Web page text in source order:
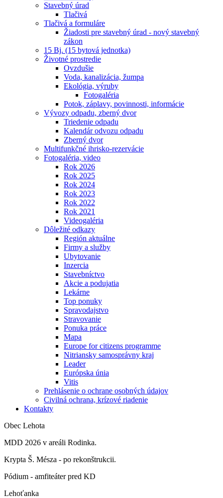
Stavebný úrad
Tlačivá
Tlačivá a formuláre
Žiadosti pre stavebný úrad - nový stavebný
zákon
15 Bj. (15 bytová jednotka)
Životné prostredie
Ovzdušie
Voda, kanalizácia, žumpa
Ekológia, výruby
Fotogaléria
Potok, záplavy, povinnosti, informácie
Vývozy odpadu, zberný dvor
Triedenie odpadu
Kalendár odvozu odpadu
Zberný dvor
Multifunkčné ihrisko-rezervácie
Fotogaléria, video
Rok 2026
Rok 2025
Rok 2024
Rok 2023
Rok 2022
Rok 2021
Videogaléria
Dôležité odkazy
Región aktuálne
Firmy a služby
Ubytovanie
Inzercia
Stavebníctvo
Akcie a podujatia
Lekárne
Top ponuky
Spravodajstvo
Stravovanie
Ponuka práce
Mapa
Europe for citizens programme
Nitriansky samosprávny kraj
Leader
Európska únia
Vitis
Prehlásenie o ochrane osobných údajov
Civilná ochrana, krízové riadenie
Kontakty
Obec Lehota
MDD 2026 v areáli Rodinka.
Krypta Š. Mésza - po rekonštrukcii.
Pódium - amfiteáter pred KD
Lehoťanka